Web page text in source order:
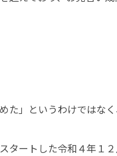
た」というわけでは
タートした令和４年１